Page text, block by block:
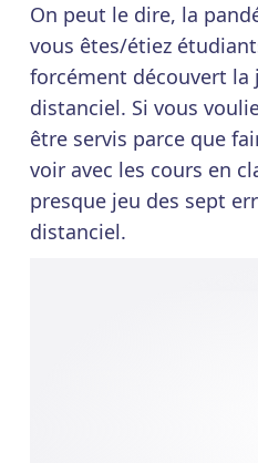
On peut le dire, la
vous êtes/étiez
forcément découvert la
distanciel. Si vous
être servis parce que
voir avec les cours en
presque jeu des sept
distanciel.